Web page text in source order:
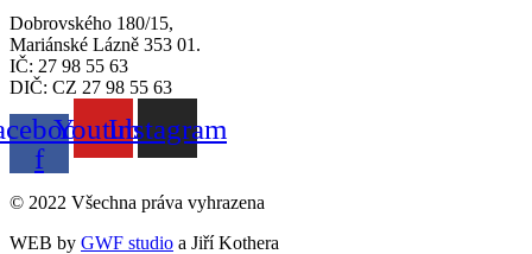
Dobrovského 180/15,
Mariánské Lázně 353 01.
IČ: 27 98 55 63
DIČ: CZ 27 98 55 63
f
YoutubeInstagram
© 2022 Všechna práva vyhrazena
WEB by GWF studio a Jiří Kothera